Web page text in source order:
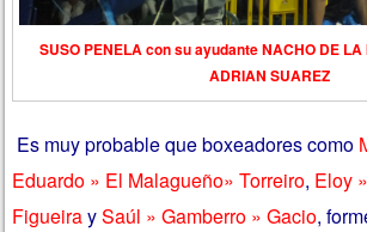
SUSO PENELA con su ayudante NACHO DE
ADRIAN SUAREZ
Es muy probable que boxeadores como
Eduardo » El Malagueño» Torreiro, Eloy
FigueiraySaúl » Gamberro » Gacio,